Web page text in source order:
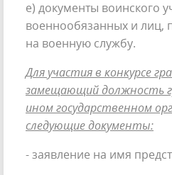
е) документы воинского
военнообязанных и лиц,
на военную службу.
Для участия в конкурсе
замещающий должность
ином государственном
следующие документы:
- заявление на имя